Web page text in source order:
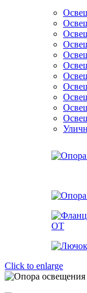
Click to enlarge